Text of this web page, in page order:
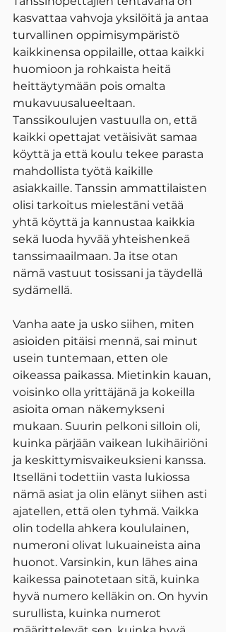
kasvattaa vahvoja yksilöitä ja antaa
turvallinen oppimisympäristö
kaikkinensa oppilaille, ottaa kaikki
huomioon ja rohkaista heitä
heittäytymään pois omalta
mukavuusalueeltaan.
Tanssikoulujen vastuulla on, että
kaikki opettajat vetäisivät samaa
köyttä ja että koulu tekee parasta
mahdollista työtä kaikille
asiakkaille. Tanssin ammattilaisten
olisi tarkoitus mielestäni vetää
yhtä köyttä ja kannustaa kaikkia
sekä luoda hyvää yhteishenkeä
tanssimaailmaan. Ja itse otan
nämä vastuut tosissani ja täydellä
sydämellä.
Vanha aate ja usko siihen, miten
asioiden pitäisi mennä, sai minut
usein tuntemaan, etten ole
oikeassa paikassa. Mietinkin kauan,
voisinko olla yrittäjänä ja kokeilla
asioita oman näkemykseni
mukaan. Suurin pelkoni silloin oli,
kuinka pärjään vaikean lukihäiriöni
ja keskittymisvaikeuksieni kanssa.
Itselläni todettiin vasta lukiossa
nämä asiat ja olin elänyt siihen asti
ajatellen, että olen tyhmä. Vaikka
olin todella ahkera koululainen,
numeroni olivat lukuaineista aina
huonot. Varsinkin, kun lähes aina
kaikessa painotetaan sitä, kuinka
hyvä numero kelläkin on. On hyvin
surullista, kuinka numerot